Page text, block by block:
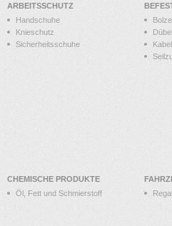
ARBEITSSCHUTZ
Handschuhe
Knieschutz
Sicherheitsschuhe
Dübel
CHEMISCHE PRODUKTE
Öl, Fett und Schmierstoff